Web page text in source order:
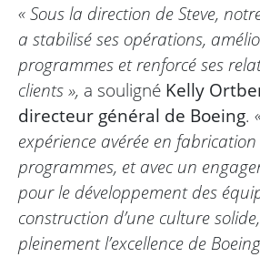
« Sous la direction de Steve,
a stabilisé ses opérations,
programmes et renforcé ses
clients », a souligné Kelly
directeur général de Boeing.
expérience avérée en
programmes, et avec un
pour le développement des
construction d’une culture
pleinement l’excellence de